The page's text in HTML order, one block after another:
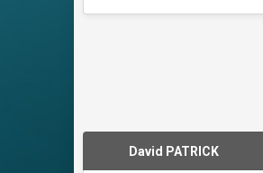
David PATRICK